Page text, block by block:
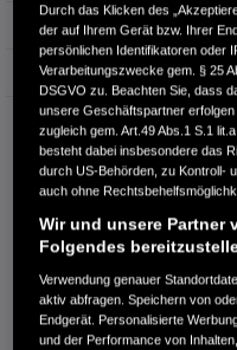
Erstzulassung
Bauart
AUTOHAUS LEHNER GMBH
Flinkerskoppel 7
23970 Wismar
RUFEN SIE UNS AN:
03841-3047511
Route planen
Händlerbestand anzeigen
Durch das Klicken des
der auf Ihrem Gerät bzw. Ihrer
persönlichen Identifikatoren oder
Verarbeitungszwecke gem. § 25
DSGVO zu. Beachten Sie, dass
unsere Geschäftspartner
zugleich gem. Art.49 Abs.1 S.1
besteht dabei insbesondere das
durch US-Behörden, zu Kontroll-
auch ohne
Wir und unsere Partner
Folgendes
Verwendung genauer
aktiv abfragen. Speichern von
Endgerät. Personalisierte
und der Performance von